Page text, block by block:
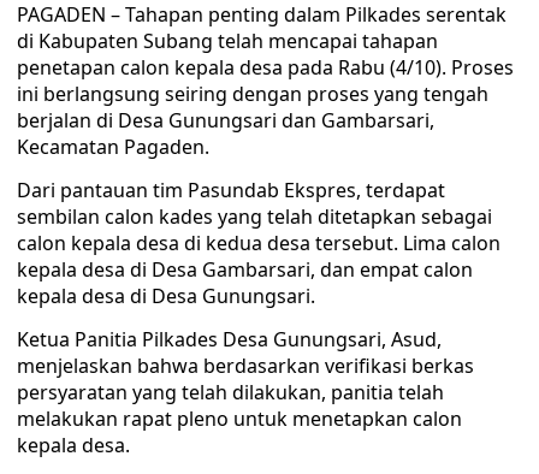
PAGADEN – Tahapan penting dalam Pilkades serentak
di Kabupaten Subang telah mencapai tahapan
penetapan calon kepala desa pada Rabu (4/10). Proses
ini berlangsung seiring dengan proses yang tengah
berjalan di Desa Gunungsari dan Gambarsari,
Kecamatan Pagaden.
Dari pantauan tim Pasundab Ekspres, terdapat
sembilan calon kades yang telah ditetapkan sebagai
calon kepala desa di kedua desa tersebut. Lima calon
kepala desa di Desa Gambarsari, dan empat calon
kepala desa di Desa Gunungsari.
Ketua Panitia Pilkades Desa Gunungsari, Asud,
menjelaskan bahwa berdasarkan verifikasi berkas
persyaratan yang telah dilakukan, panitia telah
melakukan rapat pleno untuk menetapkan calon
kepala desa.